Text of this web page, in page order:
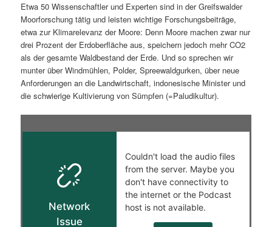
n
Etwa 50 Wissenschaftler und Experten sind in der Greifswalder
Moorforschung tätig und leisten wichtige Forschungsbeiträge,
etwa zur Klimarelevanz der Moore: Denn Moore machen zwar nur
drei Prozent der Erdoberfläche aus, speichern jedoch mehr CO2
als der gesamte Waldbestand der Erde. Und so sprechen wir
munter über Windmühlen, Polder, Spreewaldgurken, über neue
Anforderungen an die Landwirtschaft, indonesische Minister und
die schwierige Kultivierung von Sümpfen (=Paludikultur).